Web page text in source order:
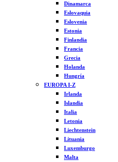
Dinamarca
Eslovaquia
Eslovenia
Estonia
Finlandia
Francia
Grecia
Holanda
Hungría
EUROPA I-Z
Irlanda
Islandia
Italia
Letonia
Liechtenstein
Lituania
Luxemburgo
Malta